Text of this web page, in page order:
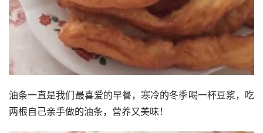
油条一直是我们最喜爱的早餐，寒冷的冬季喝一杯豆浆，吃
两根自己亲手做的油条，营养又美味！